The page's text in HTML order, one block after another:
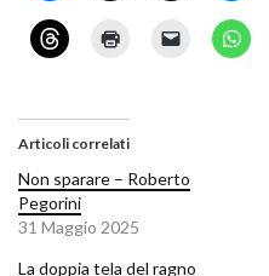
Articoli correlati
Non sparare – Roberto
Pegorini
31 Maggio 2025
La doppia tela del ragno